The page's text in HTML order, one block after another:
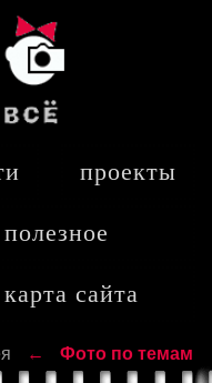
проекты
полезное
карта сайта
← Фото по темам